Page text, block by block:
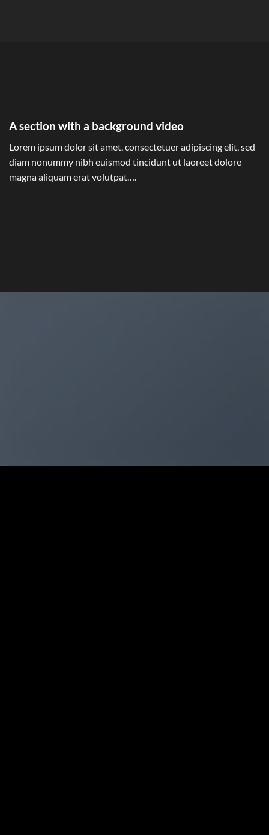
A section with a background video
Lorem ipsum dolor sit amet, consectetuer adipiscing elit, sed
diam nonummy nibh euismod tincidunt ut laoreet dolore
magna aliquam erat volutpat….